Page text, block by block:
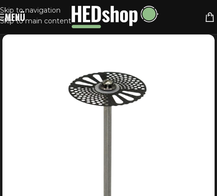
Skip to navigation
Skip to main content
MENÜ